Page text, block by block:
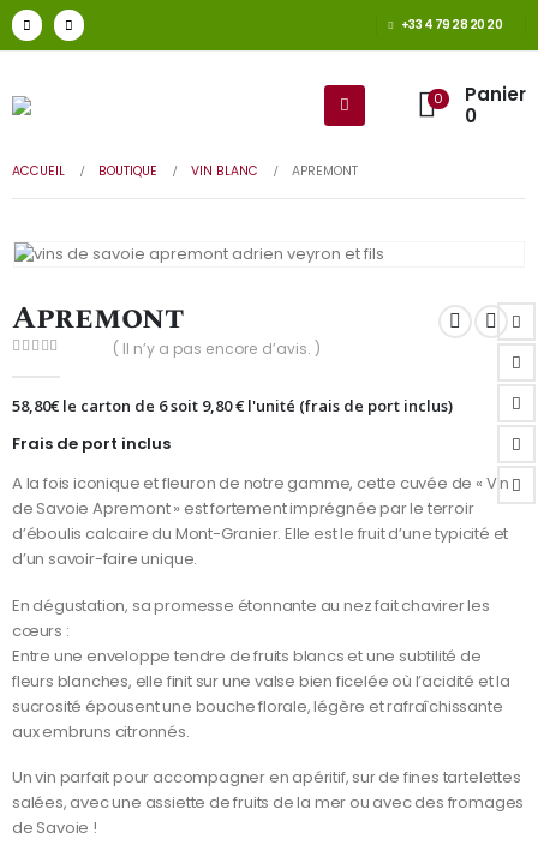
+33 4 79 28 20 20
0
Panier
0
ACCUEIL BOUTIQUE VIN BLANC APREMONT
Apremont
( Il n’y a pas encore d’avis. )
58,80€ le carton de 6 soit 9,80 € l'unité (frais de port inclus)
Frais de port inclus
A la fois iconique et fleuron de notre gamme, cette cuvée de « Vin
de Savoie Apremont » est fortement imprégnée par le terroir
d’éboulis calcaire du Mont-Granier. Elle est le fruit d’une typicité et
d’un savoir-faire unique.
En dégustation, sa promesse étonnante au nez fait chavirer les
cœurs :
Entre une enveloppe tendre de fruits blancs et une subtilité de
fleurs blanches, elle finit sur une valse bien ficelée où l’acidité et la
sucrosité épousent une bouche florale, légère et rafraîchissante
aux embruns citronnés.
Un vin parfait pour accompagner en apéritif, sur de fines tartelettes
salées, avec une assiette de fruits de la mer ou avec des fromages
de Savoie !